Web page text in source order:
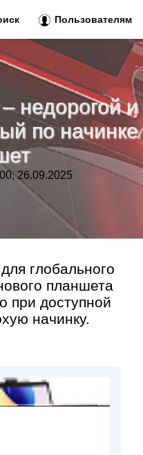
недорогой и
по начинке
26.09.2025
глобального
планшета
при доступной
начинку.
Пользователям